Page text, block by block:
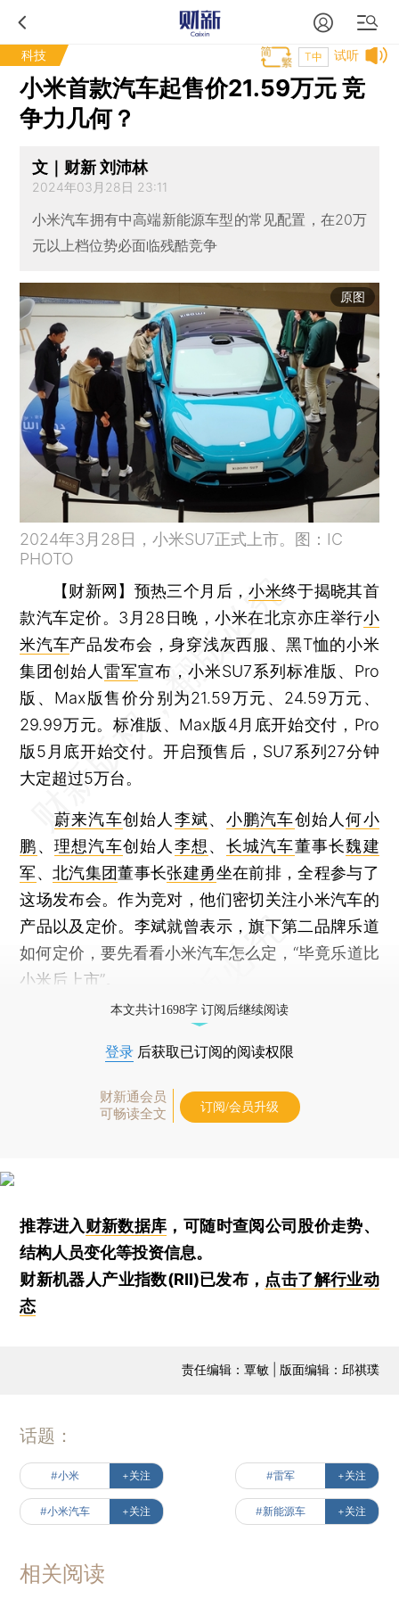
科技 试听
T中
小米首款汽车起售价21.59万元 竞
争力几何？
文｜财新 刘沛林
2024年03月28日 23:11
小米汽车拥有中高端新能源车型的常见配置，在20万
元以上档位势必面临残酷竞争
原图
2024年3月28日，小米SU7正式上市。图：IC
PHOTO
【财新网】 预热三个月后，小米终于揭晓其首
款汽车定价。3月28日晚，小米在北京亦庄举行小
米汽车产品发布会，身穿浅灰西服、黑T恤的小米
集团创始人 雷军宣布，小米SU7系列标准版、Pro
版、Max版售价分别为21.59万元、24.59万元、
29.99万元。标准版、Max版4月底开始交付，Pro
版5月底开始交付。开启预售后，SU7系列27分钟
大定超过5万台。
蔚来汽车创始人 李斌、 小鹏汽车创始人何小
鹏、 理想汽车创始人 李想 、 长城汽车董事长魏建
军、北汽集团董事长张建勇坐在前排，全程参与了
这场发布会。作为竞对，他们密切关注小米汽车的
产品以及定价。李斌就曾表示，旗下第二品牌乐道
如何定价，要先看看小米汽车怎么定，“毕竟乐道比
小米后上市”。
本文共计1698字 订阅后继续阅读
登录 后获取已订阅的阅读权限
财新通会员
可畅读全文
订阅/会员升级
推荐进入财新数据库 ，可随时查阅公司股价走势、
结构人员变化等投资信息。
财新机器人产业指数(RII)已发布， 点击了解行业动
态
责任编辑：覃敏 | 版面编辑：邱祺璞
话题：
#小米 +关注 #雷军 +关注
#小米汽车 +关注 #新能源车 +关注
相关阅读